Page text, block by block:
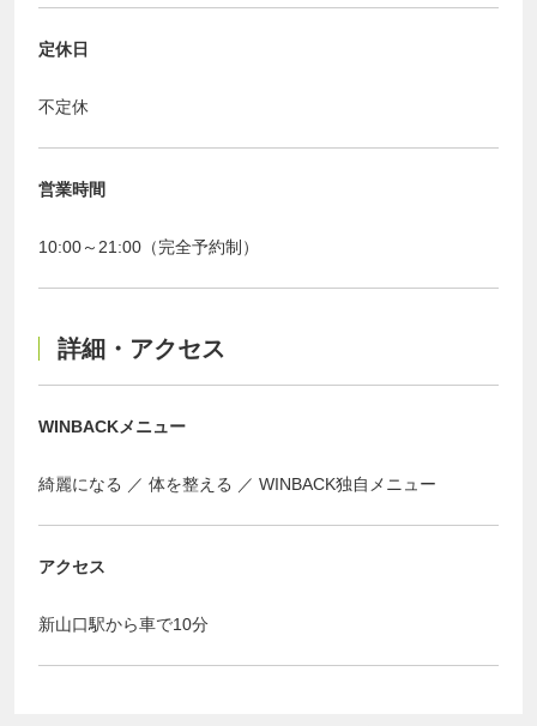
定休日
不定休
営業時間
10:00～21:00（完全予約制）
詳細・アクセス
WINBACKメニュー
綺麗になる 体を整える WINBACK独自メニュー
アクセス
新山口駅から車で10分